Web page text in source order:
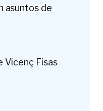
asuntos de
Vicenç Fisas